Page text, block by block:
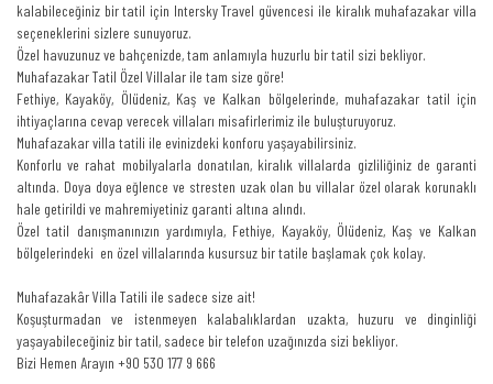
kalabileceğiniz bir tatil için Intersky Travel güvencesi ile kiralık muhafazakar villa
seçeneklerini sizlere sunuyoruz.
Özel havuzunuz ve bahçenizde, tam anlamıyla huzurlu bir tatil sizi bekliyor.
Muhafazakar Tatil Özel Villalar ile tam size göre!
Fethiye, Kayaköy, Ölüdeniz, Kaş ve Kalkan bölgelerinde, muhafazakar tatil için
ihtiyaçlarına cevap verecek villaları misafirlerimiz ile buluşturuyoruz.
Muhafazakar villa tatili ile evinizdeki konforu yaşayabilirsiniz.
Konforlu ve rahat mobilyalarla donatılan, kiralık villalarda gizliliğiniz de garanti
altında. Doya doya eğlence ve stresten uzak olan bu villalar özel olarak korunaklı
hale getirildi ve mahremiyetiniz garanti altına alındı.
Özel tatil danışmanınızın yardımıyla, Fethiye, Kayaköy, Ölüdeniz, Kaş ve Kalkan
bölgelerindeki en özel villalarında kusursuz bir tatile başlamak çok kolay.
Muhafazakâr Villa Tatili ile sadece size ait!
Koşuşturmadan ve istenmeyen kalabalıklardan uzakta, huzuru ve dinginliği
yaşayabileceğiniz bir tatil, sadece bir telefon uzağınızda sizi bekliyor.
Bizi Hemen Arayın +90 530 177 9 666